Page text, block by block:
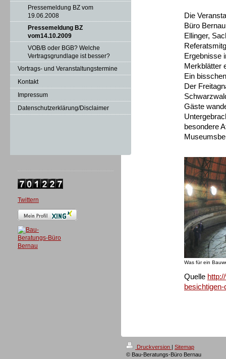
Die
Büro
Ellinger,
Ergebnisse
Merkblätter
Ein
Der
Gäste
besondere
Was für ein
Quelle
Pressemeldung BZ vom
19.06.2008
Pressemeldung BZ
vom14.10.2009
VOB/B oder BGB? Welche
Vertragsgrundlage ist besser?
Vortrags- und Veranstaltungstermine
Kontakt
Impressum
Datenschutzerklärung/Disclaimer
Twittern
Druckversion | Sitemap
© Bau-Beratungs-Büro Bernau